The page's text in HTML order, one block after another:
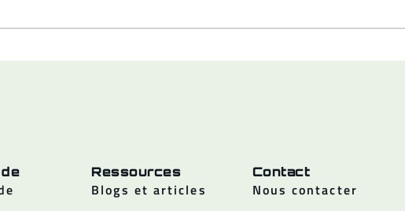
Ressources
Blogs et articles
Contact
Nous contacter